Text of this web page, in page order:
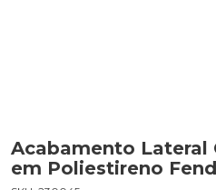
Acabamento Lateral
em Poliestireno